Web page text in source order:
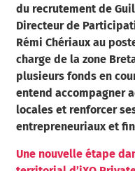
du recrutement de
Directeur de
Rémi Chériaux au
charge de la zone
plusieurs fonds en
entend accompagner
locales et renforcer
entrepreneuriaux et
Une nouvelle étape